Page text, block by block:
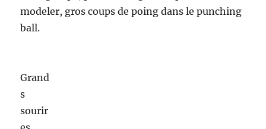
La chaleur est enfin de retour en ce mois de
Mai.